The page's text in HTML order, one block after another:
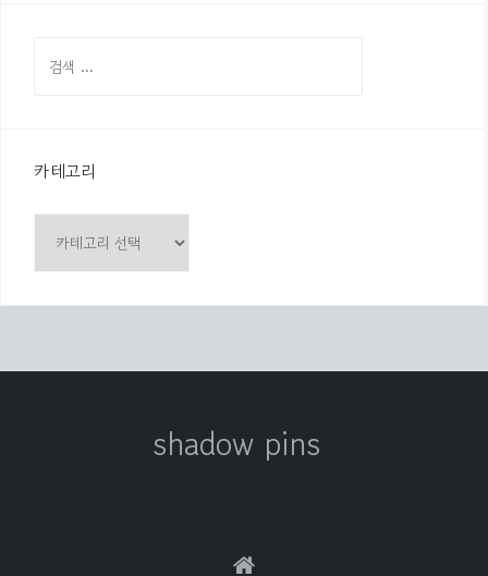
카테고리
리
shadow pins